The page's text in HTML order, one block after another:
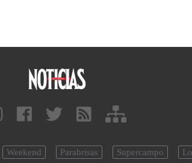
Weekend Parabrisas Supercampo